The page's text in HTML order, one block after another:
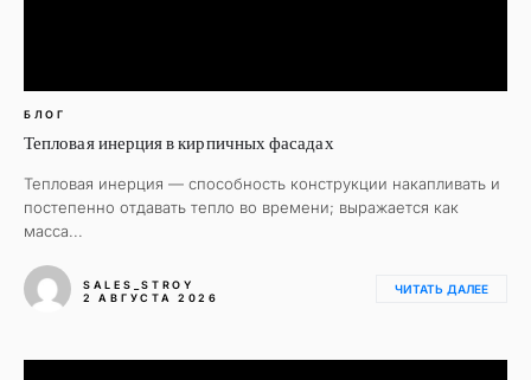
БЛОГ
Тепловая инерция в кирпичных фасадах
Тепловая инерция — способность конструкции накапливать и
постепенно отдавать тепло во времени; выражается как
масса...
SALES_STROY
2 АВГУСТА 2026
ЧИТАТЬ ДАЛЕЕ